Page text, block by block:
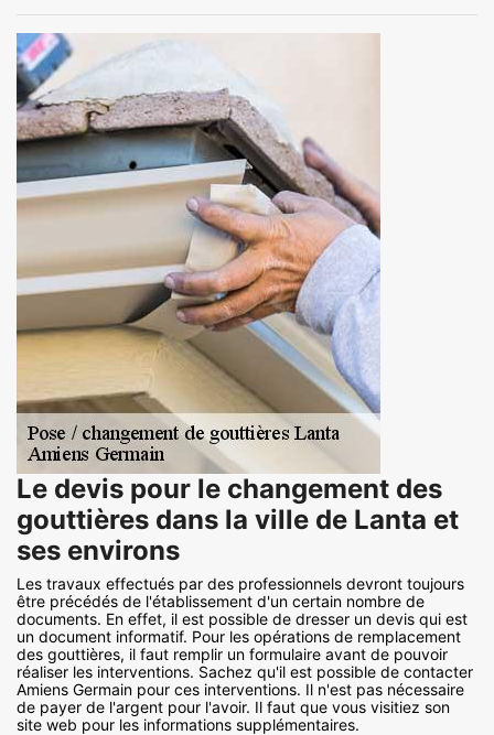
Le devis pour le changement des
gouttières dans la ville de Lanta et
ses environs
Les travaux effectués par des professionnels devront toujours
être précédés de l'établissement d'un certain nombre de
documents. En effet, il est possible de dresser un devis qui est
un document informatif. Pour les opérations de remplacement
des gouttières, il faut remplir un formulaire avant de pouvoir
réaliser les interventions. Sachez qu'il est possible de contacter
Amiens Germain pour ces interventions. Il n'est pas nécessaire
de payer de l'argent pour l'avoir. Il faut que vous visitiez son
site web pour les informations supplémentaires.